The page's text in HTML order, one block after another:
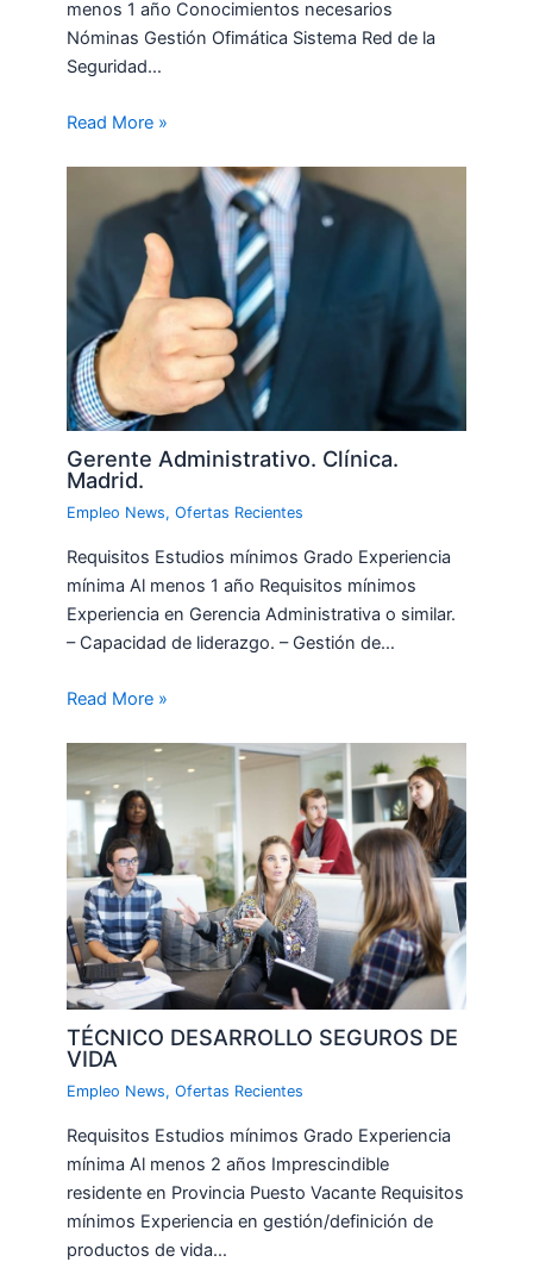
menos 1 año Conocimientos necesarios
Nóminas Gestión Ofimática Sistema Red de la
Seguridad…
Read More »
Gerente Administrativo. Clínica.
Madrid.
Empleo News,Ofertas Recientes
Requisitos Estudios mínimos Grado Experiencia
mínima Al menos 1 año Requisitos mínimos
Experiencia en Gerencia Administrativa o similar.
– Capacidad de liderazgo. – Gestión de…
Read More »
TÉCNICO DESARROLLO SEGUROS DE
VIDA
Empleo News,Ofertas Recientes
Requisitos Estudios mínimos Grado Experiencia
mínima Al menos 2 años Imprescindible
residente en Provincia Puesto Vacante Requisitos
mínimos Experiencia en gestión/definición de
productos de vida…